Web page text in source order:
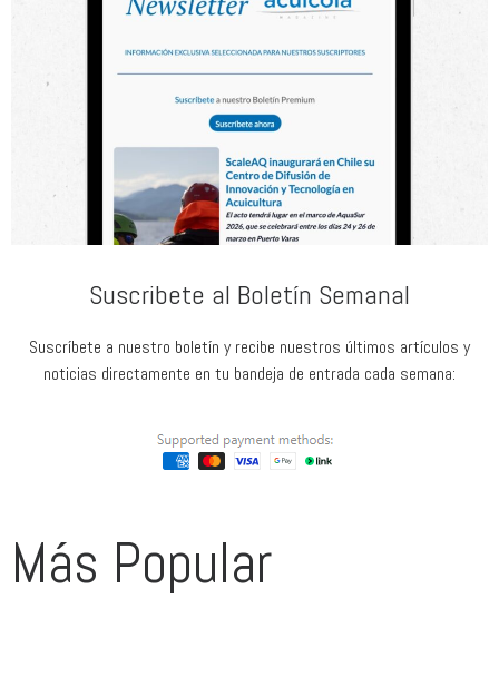
Suscribete al Boletín Semanal
Suscríbete a nuestro boletín y recibe nuestros últimos artículos y
noticias directamente en tu bandeja de entrada cada semana:
Más Popular